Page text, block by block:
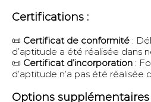
Certifications :
📜 Certificat de conformité :
d’aptitude a été réalisée dans
📜 Certificat d’incorporation :
d’aptitude n’a pas été réalisée
Options supplémentaires